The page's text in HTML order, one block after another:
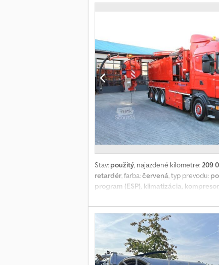
Stav: použitý, najazdené kilometre:209
retardér, farba:červená, typ prevodu:
program (ESP), klimatizácia,
company address !!! SCANIA R560 V8
412 kW / Engine capacity: 15,607 cc /
Length: 11,950 mm / Height: 4,000 mm
working machine Other features:
electric sliding roof, and much more.
Total capacity: 16,700-liter tank + side
m³ water/sludge + (3 m³ water